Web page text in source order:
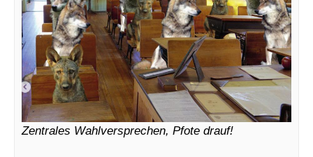
Zentrales Wahlversprechen, Pfote drauf!